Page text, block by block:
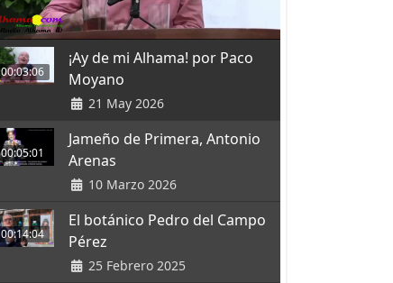
00:03:06
¡Ay de mi Alhama! por Paco
Moyano
21 May 2026
00:05:01
Jameño de Primera, Antonio
Arenas
10 Marzo 2026
00:14:04
El botánico Pedro del Campo
Pérez
25 Febrero 2025